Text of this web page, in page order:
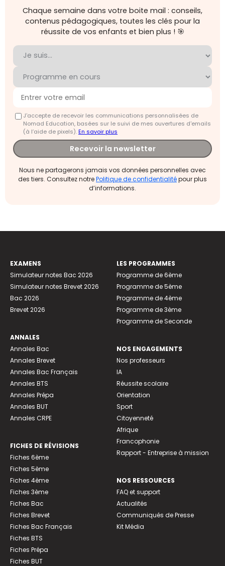
Chaque semaine dans votre boite mail : conseils,
contenus pédagogiques, toutes les clés pour la
réussite de vos enfants et bien plus ! 🎯
J'accepte de recevoir les communications personnalisées de
Nomad Education, basées sur le suivi de mes ouvertures d'emails
(à l’aide de pixels).En savoir plus
Recevoir la newsletter
Nous ne partagerons jamais vos données personnelles avec
des tiers. Consultez notrePolitique de confidentialitépour plus
d’informations.
EXAMENS
Simulateur notes Bac 2026
Simulateur notes Brevet 2026
Bac 2026
Brevet 2026
ANNALES
Annales Bac
Annales Brevet
Annales Bac Français
Annales BTS
Annales Prépa
Annales BUT
Annales CRPE
FICHES DE RÉVISIONS
Fiches 6ème
Fiches 5ème
Fiches 4ème
Fiches 3ème
Fiches Bac
Fiches Brevet
Fiches Bac Français
Fiches BTS
Fiches Prépa
Fiches BUT
LES PROGRAMMES
Programme de 6ème
Programme de 5ème
Programme de 4ème
Programme de 3ème
Programme de Seconde
NOS ENGAGEMENTS
Nos professeurs
IA
Réussite scolaire
Orientation
Sport
Citoyenneté
Afrique
Francophonie
Rapport - Entreprise à mission
NOS RESSOURCES
FAQ et support
Actualités
Communiqués de Presse
Kit Média